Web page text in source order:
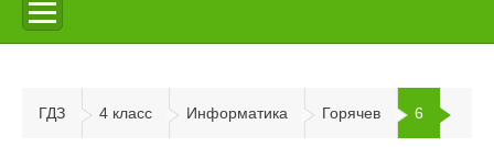
ГДЗ 4 класс Информатика Горячев 6